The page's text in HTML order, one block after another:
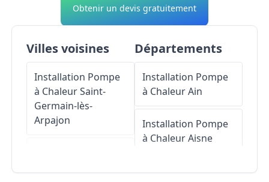
Obtenir un devis gratuitement
Villes voisines
Installation Pompe
à ChaleurSaint-
Germain-lès-
Arpajon
Départements
Installation Pompe
à ChaleurAin
Installation Pompe
à ChaleurAisne
Installation Pompe